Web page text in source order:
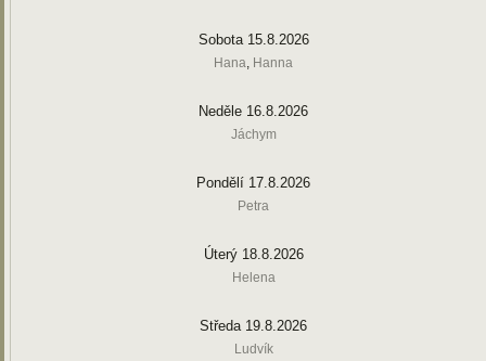
Sobota 15.8.2026
Hana, Hanna
Neděle 16.8.2026
Jáchym
Pondělí 17.8.2026
Petra
Úterý 18.8.2026
Helena
Středa 19.8.2026
Ludvík